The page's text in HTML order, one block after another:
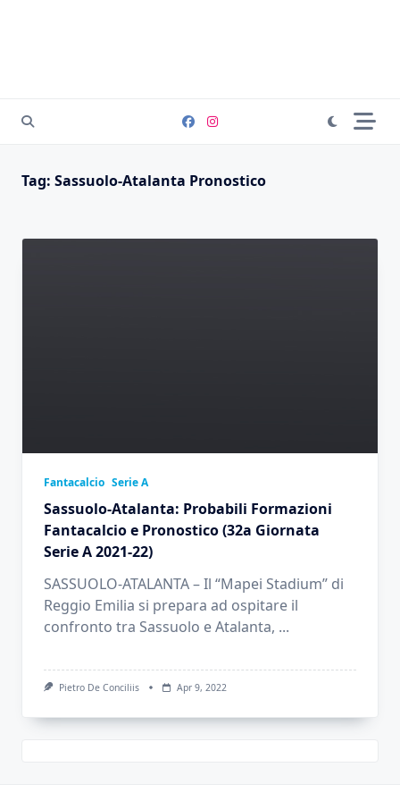
Tag: Sassuolo-Atalanta Pronostico
Fantacalcio Serie A
Sassuolo-Atalanta: Probabili Formazioni
Fantacalcio e Pronostico (32a Giornata
Serie A 2021-22)
SASSUOLO-ATALANTA – Il “Mapei Stadium” di
Reggio Emilia si prepara ad ospitare il
confronto tra Sassuolo e Atalanta, ...
Pietro De Conciliis Apr 9, 2022